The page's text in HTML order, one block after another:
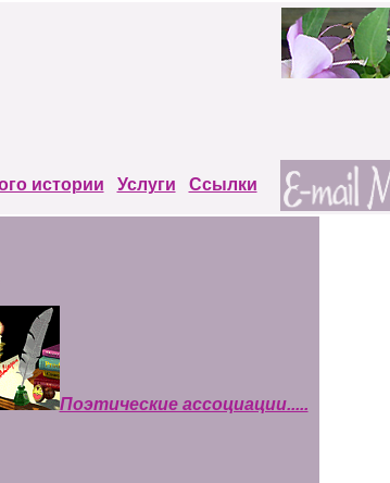
истории Услуги Ссылки
Поэтические ассоциации.....